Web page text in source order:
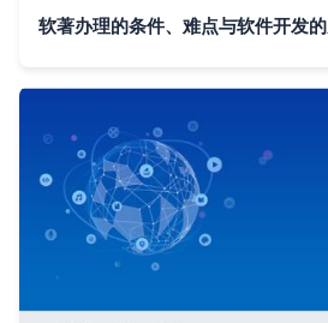
软著办理的条件、难点与软件开发